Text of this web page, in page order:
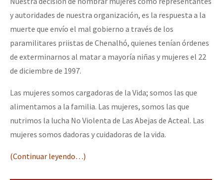
y autoridades de nuestra organización, es la respuesta a la
muerte que envío el mal gobierno a través de los
paramilitares priistas de Chenalhó, quienes tenían órdenes
de exterminarnos al matar a mayoría niñas y mujeres el 22
de diciembre de 1997.
Las mujeres somos cargadoras de la Vida; somos las que
alimentamos a la familia. Las mujeres, somos las que
nutrimos la lucha No Violenta de Las Abejas de Acteal. Las
mujeres somos dadoras y cuidadoras de la vida.
(Continuar leyendo…)